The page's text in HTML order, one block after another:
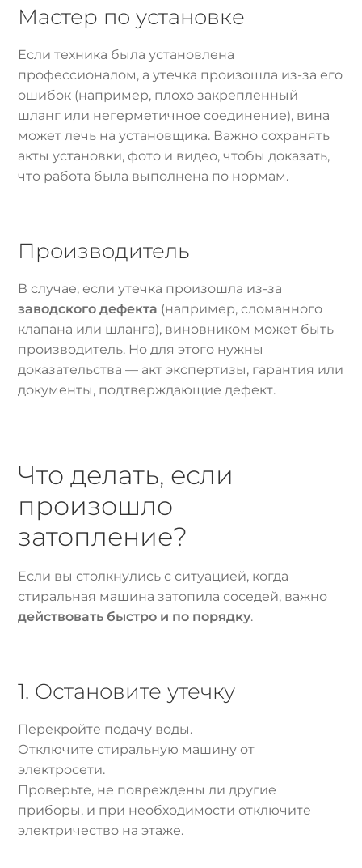
Мастер по установке
Если техника была установлена
профессионалом, а утечка произошла из-за его
ошибок (например, плохо закрепленный
шланг или негерметичное соединение), вина
может лечь на установщика. Важно сохранять
акты установки, фото и видео, чтобы доказать,
что работа была выполнена по нормам.
Производитель
В случае, если утечка произошла из-за
заводского дефекта (например, сломанного
клапана или шланга), виновником может быть
производитель. Но для этого нужны
доказательства — акт экспертизы, гарантия или
документы, подтверждающие дефект.
Что делать, если
произошло
затопление?
Если вы столкнулись с ситуацией, когда
стиральная машина затопила соседей, важно
действовать быстро и по порядку.
1. Остановите утечку
Перекройте подачу воды.
Отключите стиральную машину от
электросети.
Проверьте, не повреждены ли другие
приборы, и при необходимости отключите
электричество на этаже.